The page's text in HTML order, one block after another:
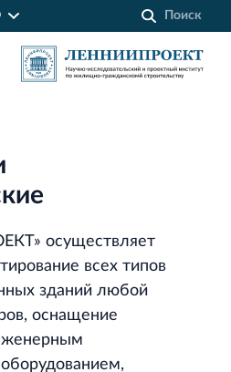
осуществляет
всех типов
зданий любой
оснащение